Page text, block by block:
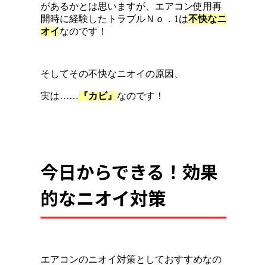
があるかとは思いますが、エアコン使用再
開時に経験したトラブルＮｏ．1は不快なニ
オイなのです！
そしてその不快なニオイの原因、
実は…… 『カビ』 なのです！
今日からできる！効果
的なニオイ対策
エアコンのニオイ対策としておすすめなの